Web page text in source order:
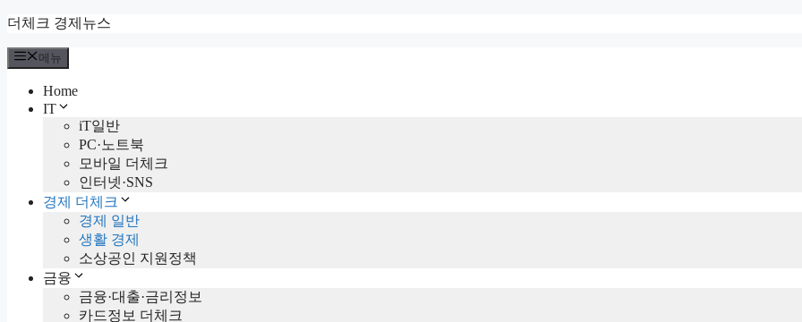
컨
츠
더체크 경제뉴스
메뉴
Home
IT
iT일반
PC·노트북
모바일 더체크
인터넷·SNS
경제 더체크
경제 일반
생활 경제
소상공인 지원정책
금융
금융·대출·금리정보
카드정보 더체크